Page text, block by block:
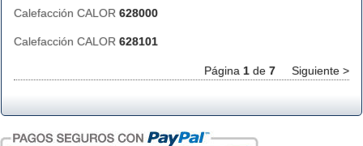
Calefacción CALOR 628000
Calefacción CALOR 628101
Página 1 de 7 Siguiente >